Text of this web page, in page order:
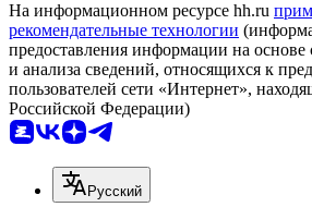
На информационном ресурсе hh.ru
рекомендательные технологии
предоставления информации на основе
и анализа сведений, относящихся к
пользователей сети «Интернет»,
Российской Федерации)
Русский